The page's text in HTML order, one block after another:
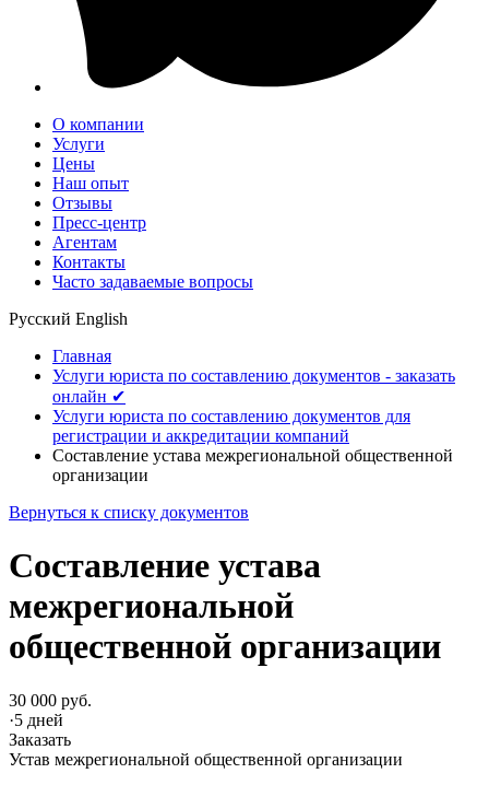
О компании
Услуги
Цены
Наш опыт
Отзывы
Пресс-центр
Агентам
Контакты
Часто задаваемые вопросы
Русский English
Главная
Услуги юриста по составлению документов - заказать
онлайн ✔
Услуги юриста по составлению документов для
регистрации и аккредитации компаний
Составление устава межрегиональной общественной
организации
Вернуться к списку документов
Составление устава
межрегиональной
общественной организации
30 000 руб.
·5 дней
Заказать
Устав межрегиональной общественной организации